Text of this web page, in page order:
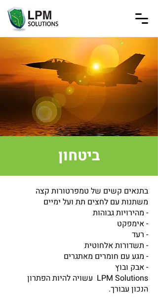
ביטחון
בתנאים קשים של טמפרטורות קצה
משתנות עם לחצים תת ועל ימיים
- מהירויות גבוהות
- אימפקט
- רעד
- תשדורות אלחוטית
- מגע עם חומרים מאתגרים
- אבק ובוץ
LPM Solutions עשויה להיות הפתרון
הנכון עבורך.